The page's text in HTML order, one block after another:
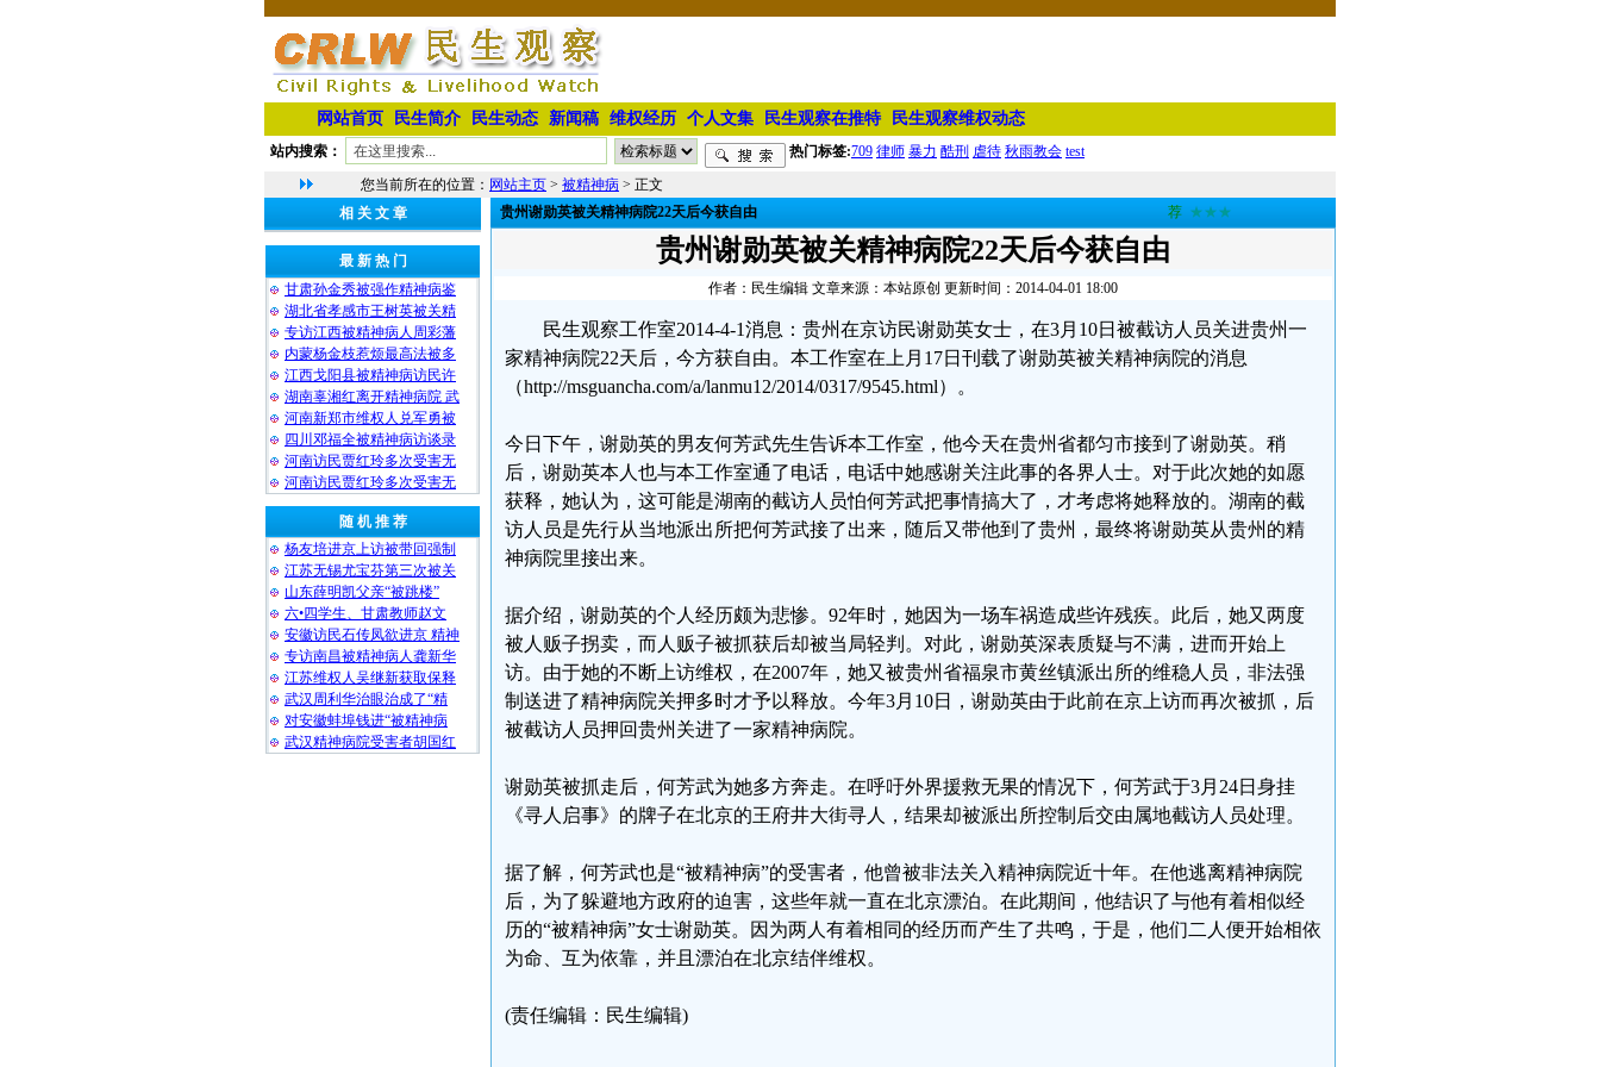
网站首页 民生简介 民生动态 新闻稿 维权经历 个人文集 民生观察在推特 民生观察维权动态
站内搜索： 热门标签:709 律师 暴力 酷刑 虐待 秋雨教会 test
您当前所在的位置： 网站主页 > 被精神病 > 正文
相 关 文 章
最 新 热 门
甘肃孙金秀被强作精神病鉴
湖北省孝感市王树英被关精
专访江西被精神病人周彩藩
内蒙杨金枝惹烦最高法被多
江西戈阳县被精神病访民许
湖南辜湘红离开精神病院 武
河南新郑市维权人兑军勇被
四川邓福全被精神病访谈录
河南访民贾红玲多次受害无
河南访民贾红玲多次受害无
随 机 推 荐
杨友培进京上访被带回强制
江苏无锡尤宝芬第三次被关
山东薛明凯父亲“被跳楼”
六•四学生、甘肃教师赵文
安徽访民石传凤欲进京 精神
专访南昌被精神病人龚新华
江苏维权人吴继新获取保释
武汉周利华治眼治成了“精
对安徽蚌埠钱进“被精神病
武汉精神病院受害者胡国红
贵州谢勋英被关精神病院22天后今获自由 荐 ★★★
贵州谢勋英被关精神病院22天后今获自由
作者：民生编辑 文章来源：本站原创 更新时间：2014-04-01 18:00
民生观察工作室2014-4-1消息：贵州在京访民谢勋英女士，在3月10日被截访人员关进贵州一
家精神病院22天后，今方获自由。本工作室在上月17日刊载了谢勋英被关精神病院的消息
（http://msguancha.com/a/lanmu12/2014/0317/9545.html）。
今日下午，谢勋英的男友何芳武先生告诉本工作室，他今天在贵州省都匀市接到了谢勋英。稍
后，谢勋英本人也与本工作室通了电话，电话中她感谢关注此事的各界人士。对于此次她的如愿
获释，她认为，这可能是湖南的截访人员怕何芳武把事情搞大了，才考虑将她释放的。湖南的截
访人员是先行从当地派出所把何芳武接了出来，随后又带他到了贵州，最终将谢勋英从贵州的精
神病院里接出来。
据介绍，谢勋英的个人经历颇为悲惨。92年时，她因为一场车祸造成些许残疾。此后，她又两度
被人贩子拐卖，而人贩子被抓获后却被当局轻判。对此，谢勋英深表质疑与不满，进而开始上
访。由于她的不断上访维权，在2007年，她又被贵州省福泉市黄丝镇派出所的维稳人员，非法强
制送进了精神病院关押多时才予以释放。今年3月10日，谢勋英由于此前在京上访而再次被抓，后
被截访人员押回贵州关进了一家精神病院。
谢勋英被抓走后，何芳武为她多方奔走。在呼吁外界援救无果的情况下，何芳武于3月24日身挂
《寻人启事》的牌子在北京的王府井大街寻人，结果却被派出所控制后交由属地截访人员处理。
据了解，何芳武也是“被精神病”的受害者，他曾被非法关入精神病院近十年。在他逃离精神病院
后，为了躲避地方政府的迫害，这些年就一直在北京漂泊。在此期间，他结识了与他有着相似经
历的“被精神病”女士谢勋英。因为两人有着相同的经历而产生了共鸣，于是，他们二人便开始相依
为命、互为依靠，并且漂泊在北京结伴维权。
(责任编辑：民生编辑)